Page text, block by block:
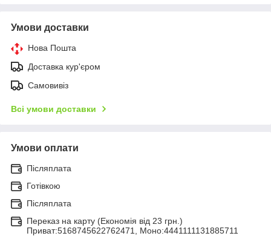
Умови доставки
Нова Пошта
Доставка кур'єром
Самовивіз
Всі умови доставки
Умови оплати
Післяплата
Готівкою
Післяплата
Переказ на карту (Економія від 23 грн.)
Приват:5168745622762471, Моно:4441111131885711